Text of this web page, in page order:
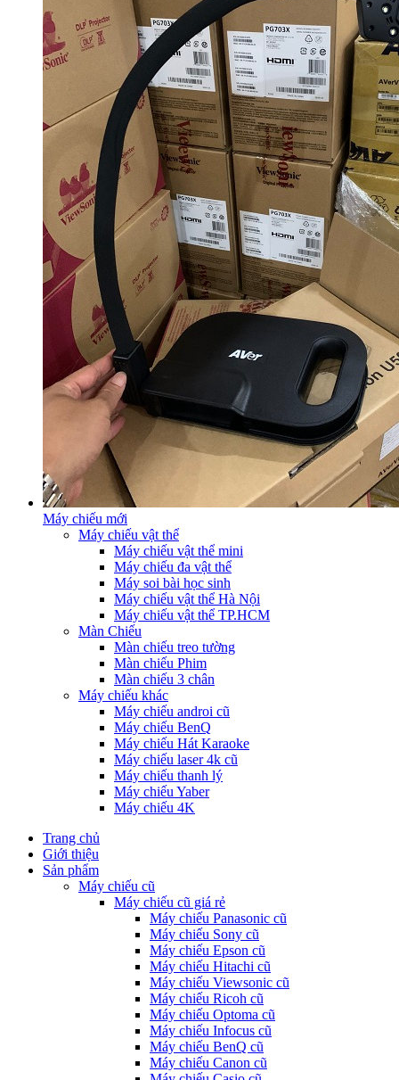
Máy chiếu mới
Máy chiếu vật thể
Máy chiếu vật thể mini
Máy chiếu đa vật thể
Máy soi bài học sinh
Máy chiếu vật thể Hà Nội
Máy chiếu vật thể TP.HCM
Màn Chiếu
Màn chiếu treo tường
Màn chiếu Phim
Màn chiếu 3 chân
Máy chiếu khác
Máy chiếu androi cũ
Máy chiếu BenQ
Máy chiếu Hát Karaoke
Máy chiếu laser 4k cũ
Máy chiếu thanh lý
Máy chiếu Yaber
Máy chiếu 4K
Trang chủ
Giới thiệu
Sản phẩm
Máy chiếu cũ
Máy chiếu cũ giá rẻ
Máy chiếu Panasonic cũ
Máy chiếu Sony cũ
Máy chiếu Epson cũ
Máy chiếu Hitachi cũ
Máy chiếu Viewsonic cũ
Máy chiếu Ricoh cũ
Máy chiếu Optoma cũ
Máy chiếu Infocus cũ
Máy chiếu BenQ cũ
Máy chiếu Canon cũ